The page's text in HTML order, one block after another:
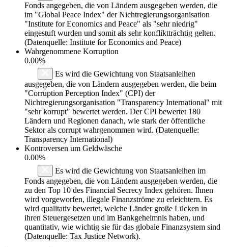
Fonds angegeben, die von Ländern ausgegeben werden, die
im "Global Peace Index" der Nichtregierungsorganisation
"Institute for Economics and Peace" als "sehr niedrig"
eingestuft wurden und somit als sehr konfliktträchtig gelten.
(Datenquelle: Institute for Economics and Peace)
Wahrgenommene Korruption
0.00%
Es wird die Gewichtung von Staatsanleihen
ausgegeben, die von Ländern ausgegeben werden, die beim
"Corruption Perception Index" (CPI) der
Nichtregierungsorganisation "Transparency International" mit
"sehr korrupt" bewertet werden. Der CPI bewertet 180
Ländern und Regionen danach, wie stark der öffentliche
Sektor als corrupt wahrgenommen wird. (Datenquelle:
Transparency International)
Kontroversen um Geldwäsche
0.00%
Es wird die Gewichtung von Staatsanleihen im
Fonds angegeben, die von Ländern ausgegeben werden, die
zu den Top 10 des Financial Secrecy Index gehören. Ihnen
wird vorgeworfen, illegale Finanzströme zu erleichtern. Es
wird qualitativ bewertet, welche Länder große Lücken in
ihren Steuergesetzen und im Bankgeheimnis haben, und
quantitativ, wie wichtig sie für das globale Finanzsystem sind
(Datenquelle: Tax Justice Network).